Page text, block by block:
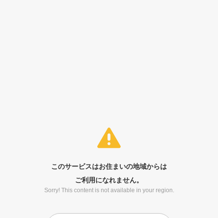
このサービスはお住まいの地域からは
ご利用になれません。
Sorry! This content is not available in your region.